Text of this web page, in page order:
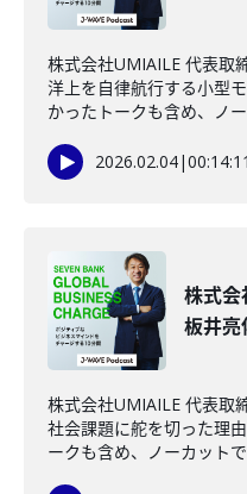
株式会社UMIAILE 代表取
洋上を自律航行する小型
かったトークも含め、ノ
2026.02.04|00:14:11
株式会
板井
株式会社UMIAILE 代表取
社会課題に舵を切った理
ークも含め、ノーカットで